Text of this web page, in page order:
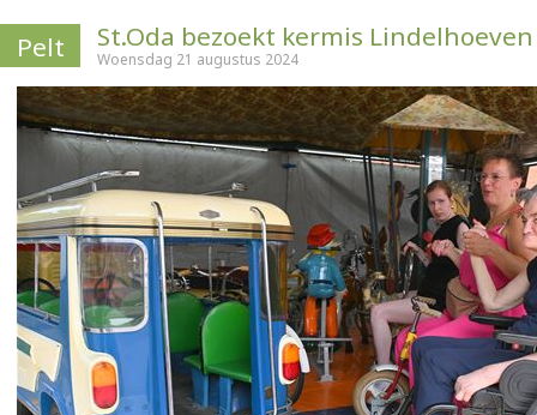
Pelt St.Oda bezoekt kermis Lindelhoeven
Woensdag 21 augustus 2024